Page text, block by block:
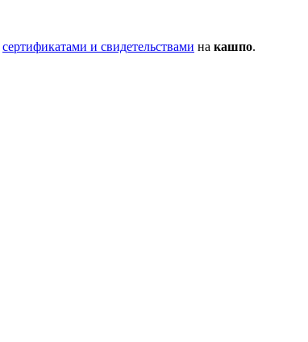
сертификатами и свидетельствами на кашпо.